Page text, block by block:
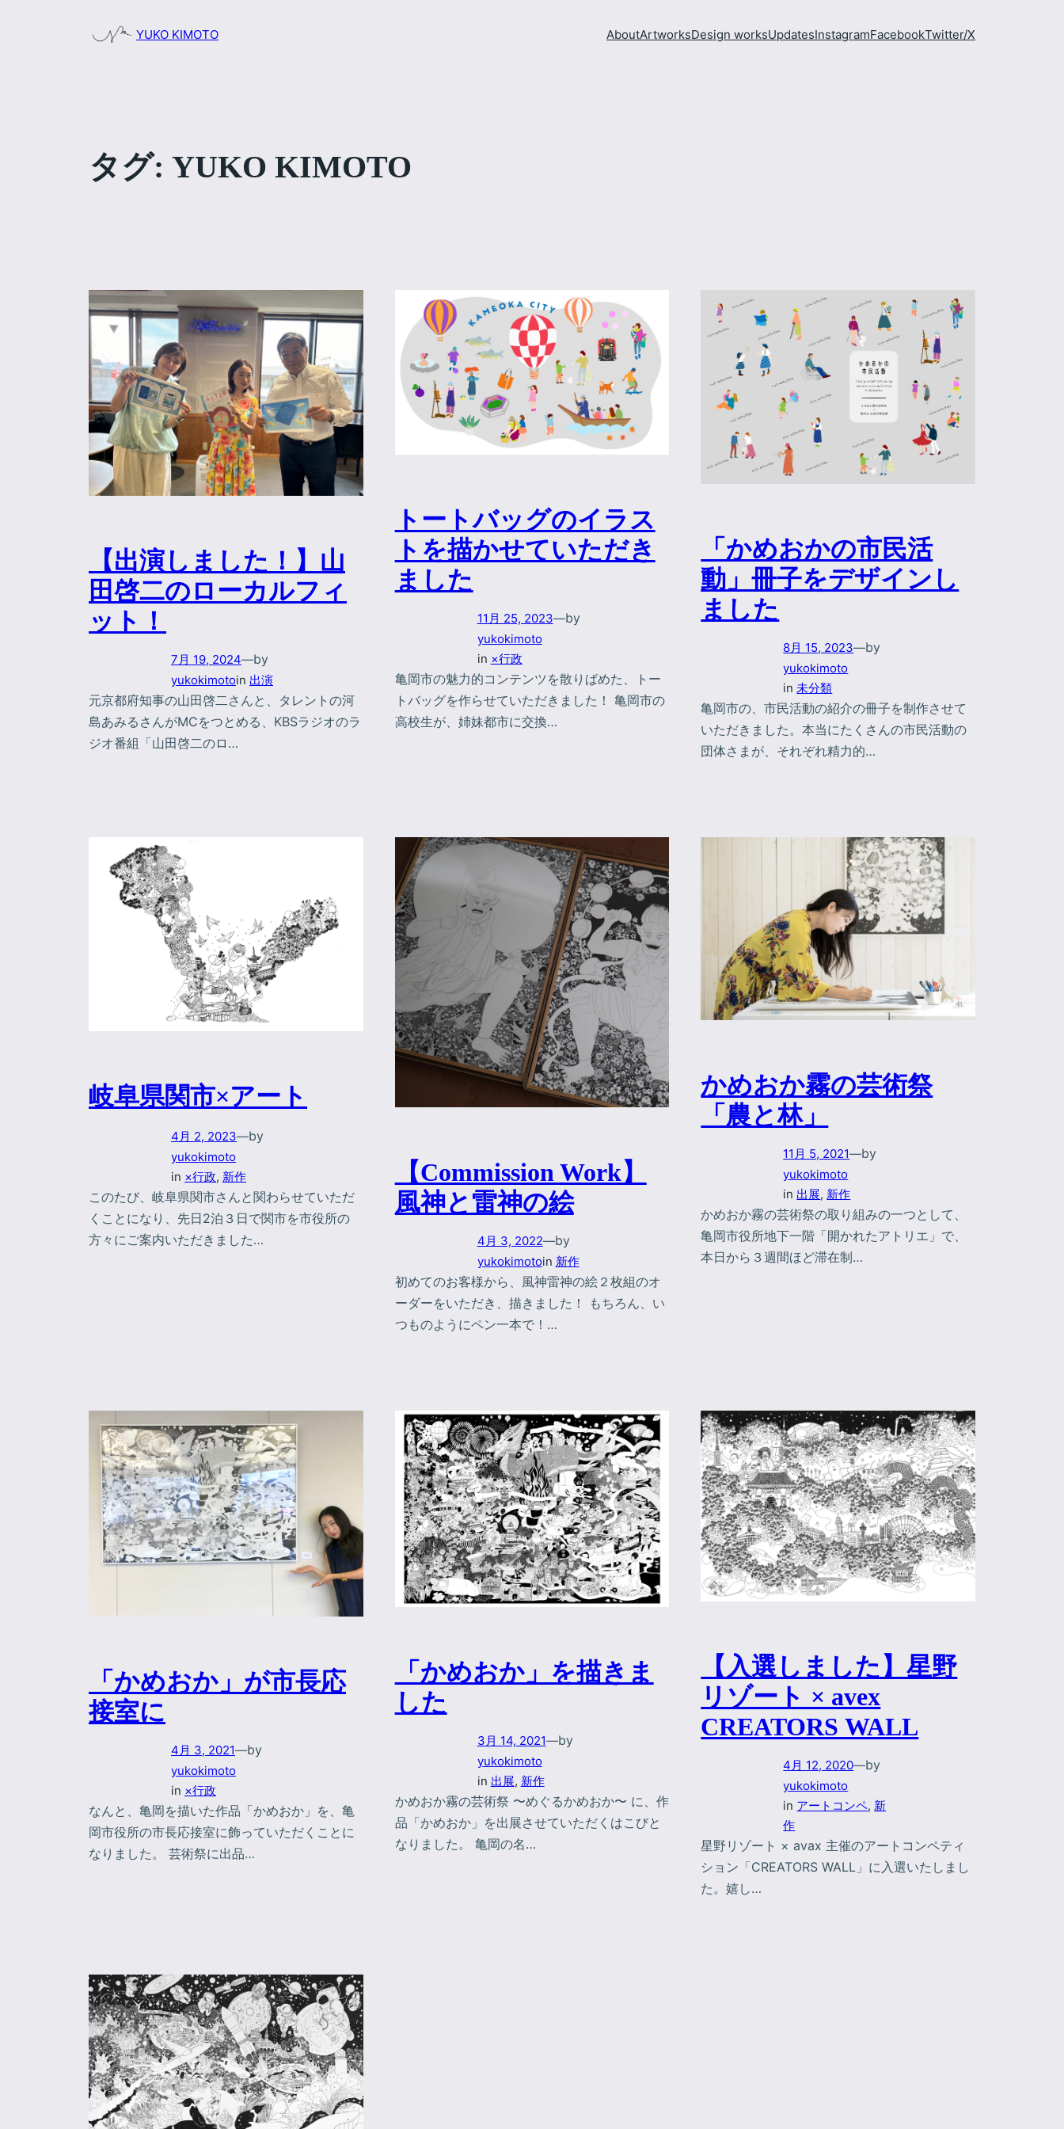
YUKO KIMOTO AboutArtworksDesign worksUpdatesInstagramFacebookTwitter/X
タグ: YUKO KIMOTO
【出演しました！】山
田啓二のローカルフィ
ット！
7月 19, 2024—by
yukokimotoin 出演
元京都府知事の山田啓二さんと、タレントの河
島あみるさんがMCをつとめる、KBSラジオのラ
ジオ番組「山田啓二のロ…
トートバッグのイラス
トを描かせていただき
ました
11月 25, 2023—by
yukokimoto
in ×行政
亀岡市の魅力的コンテンツを散りばめた、トー
トバッグを作らせていただきました！ 亀岡市の
高校生が、姉妹都市に交換…
「かめおかの市民活
動」冊子をデザインし
ました
8月 15, 2023—by
yukokimoto
in未分類
亀岡市の、市民活動の紹介の冊子を制作させて
いただきました。本当にたくさんの市民活動の
団体さまが、それぞれ精力的…
岐阜県関市×アート
4月 2, 2023—by
yukokimoto
in ×行政, 新作
このたび、岐阜県関市さんと関わらせていただ
くことになり、先日2泊３日で関市を市役所の
方々にご案内いただきました…
【Commission Work】
風神と雷神の絵
4月 3, 2022—by
yukokimotoin 新作
初めてのお客様から、風神雷神の絵２枚組のオ
ーダーをいただき、描きました！ もちろん、い
つものようにペン一本で！…
かめおか霧の芸術祭
「農と林」
11月 5, 2021—by
yukokimoto
in 出展, 新作
かめおか霧の芸術祭の取り組みの一つとして、
亀岡市役所地下一階「開かれたアトリエ」で、
本日から３週間ほど滞在制…
「かめおか」が市長応
接室に
4月 3, 2021—by
yukokimoto
in ×行政
なんと、亀岡を描いた作品「かめおか」を、亀
岡市役所の市長応接室に飾っていただくことに
なりました。 芸術祭に出品…
「かめおか」を描きま
した
3月 14, 2021—by
yukokimoto
in 出展, 新作
かめおか霧の芸術祭 〜めぐるかめおか〜 に、作
品「かめおか」を出展させていただくはこびと
なりました。 亀岡の名…
【入選しました】星野
リゾート × avex
CREATORS WALL
4月 12, 2020—by
yukokimoto
in アートコンペ, 新
作
星野リゾート × avax 主催のアートコンペティ
ション「CREATORS WALL」に入選いたしまし
た。嬉し…